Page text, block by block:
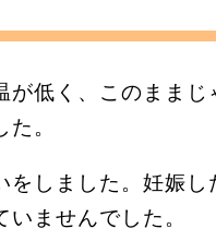
低く、このままじ
。
しました。妊娠し
ませんでした。